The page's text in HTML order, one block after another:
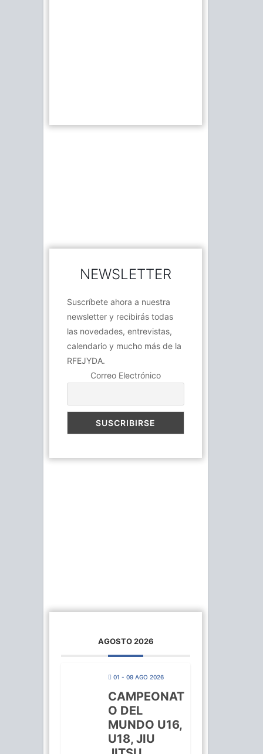
NEWSLETTER
Suscríbete ahora a nuestra
newsletter y recibirás todas
las novedades, entrevistas,
calendario y mucho más de la
RFEJYDA.
Correo Electrónico
AGOSTO 2026
01 - 09 AGO 2026
CAMPEONAT
O DEL
MUNDO U16,
U18, JIU